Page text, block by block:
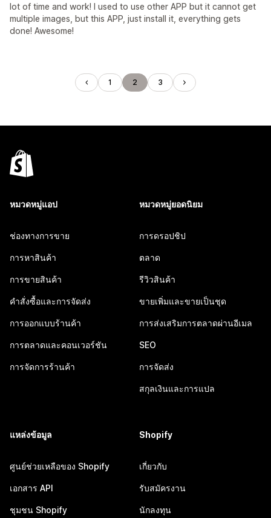
lot of time and work! I used to use other APP but it cannot get
multiple images, but this APP, just install it, everything gets
done! Awesome!
1 2 3
หมวดหมู่แอป
ช่องทางการขาย
การหาสินค้า
การขายสินค้า
คำสั่งซื้อและการจัดส่ง
การออกแบบร้านค้า
การตลาดและคอนเวอร์ชัน
การจัดการร้านค้า
หมวดหมู่ยอดนิยม
การดรอปชิป
ตลาด
รีวิวสินค้า
ขายเพิ่มและขายเป็นชุด
การส่งเสริมการตลาดผ่านอีเมล
SEO
การจัดส่ง
สกุลเงินและการแปล
แหล่งข้อมูล
ศูนย์ช่วยเหลือของ Shopify
เอกสาร API
ชุมชน Shopify
Shopify
เกี่ยวกับ
รับสมัครงาน
นักลงทุน